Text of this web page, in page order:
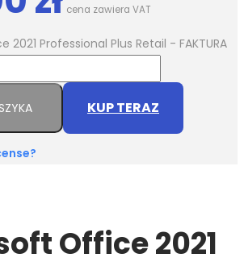
cena zawiera VAT
Professional Plus Retail - FAKTURA
KUP TERAZ
Office 2021